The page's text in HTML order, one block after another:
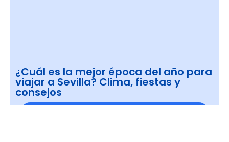
¿Cuál es la mejor época del año para
viajar a Sevilla? Clima, fiestas y
consejos